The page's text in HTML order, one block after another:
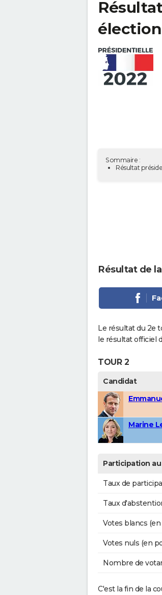
élection
Sommaire :
Résultat
Résultat de
Le résultat du 2e
le résultat officiel
TOUR 2
Candidat
Marine
Participation
Taux de
Taux
Votes blancs
Votes nuls (en
Nombre de
C'est la fin de la